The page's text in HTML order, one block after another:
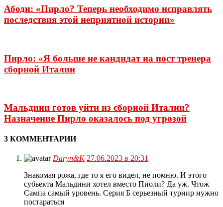
Абоди: «Пирло? Теперь необходимо исправлять
последствия этой неприятной истории»
Пирло: «Я больше не кандидат на пост тренера
сборной Италии
Мальдини готов уйти из сборной Италии?
Назначение Пирло оказалось под угрозой
3 КОММЕНТАРИИ
Daryn&K 27.06.2023 в 20:31
Знакомая рожа, где то я его видел, не помню. И этого
субьекта Мальдини хотел вместо Пиоли? Да уж. Чтож
Сампа самый уровень. Серия Б серьезный турнир нужно
постараться